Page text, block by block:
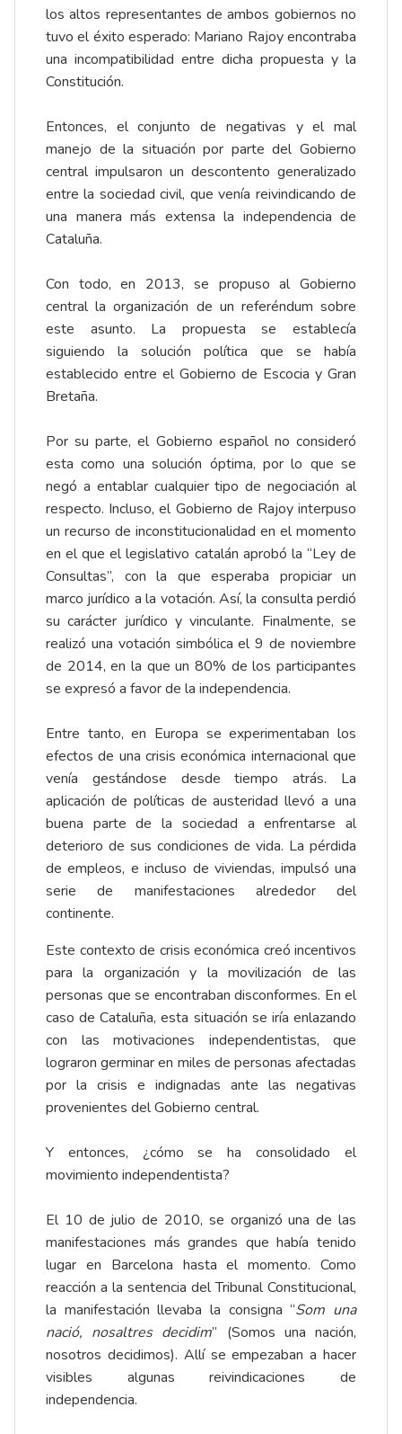
los altos representantes de ambos gobiernos no
tuvo el éxito esperado: Mariano Rajoy encontraba
una incompatibilidad entre dicha propuesta y la
Constitución.
Entonces, el conjunto de negativas y el mal
manejo de la situación por parte del Gobierno
central impulsaron un descontento generalizado
entre la sociedad civil, que venía reivindicando de
una manera más extensa la independencia de
Cataluña.
Con todo, en 2013, se propuso al Gobierno
central la organización de un referéndum sobre
este asunto. La propuesta se establecía
siguiendo la solución política que se había
establecido entre el Gobierno de Escocia y Gran
Bretaña.
Por su parte, el Gobierno español no consideró
esta como una solución óptima, por lo que se
negó a entablar cualquier tipo de negociación al
respecto. Incluso, el Gobierno de Rajoy interpuso
un recurso de inconstitucionalidad en el momento
en el que el legislativo catalán aprobó la “Ley de
Consultas”, con la que esperaba propiciar un
marco jurídico a la votación. Así, la consulta perdió
su carácter jurídico y vinculante. Finalmente, se
realizó una votación simbólica el 9 de noviembre
de 2014, en la que un 80% de los participantes
se expresó a favor de la independencia.
Entre tanto, en Europa se experimentaban los
efectos de una crisis económica internacional que
venía gestándose desde tiempo atrás. La
aplicación de políticas de austeridad llevó a una
buena parte de la sociedad a enfrentarse al
deterioro de sus condiciones de vida. La pérdida
de empleos, e incluso de viviendas, impulsó una
serie de manifestaciones alrededor del
continente.
Este contexto de crisis económica creó incentivos
para la organización y la movilización de las
personas que se encontraban disconformes. En el
caso de Cataluña, esta situación se iría enlazando
con las motivaciones independentistas, que
lograron germinar en miles de personas afectadas
por la crisis e indignadas ante las negativas
provenientes del Gobierno central.
Y entonces, ¿cómo se ha consolidado el
movimiento independentista?
El 10 de julio de 2010, se organizó una de las
manifestaciones más grandes que había tenido
lugar en Barcelona hasta el momento. Como
reacción a la sentencia del Tribunal Constitucional,
la manifestación llevaba la consigna “Som una
nació, nosaltres decidim” (Somos una nación,
nosotros decidimos). Allí se empezaban a hacer
visibles algunas reivindicaciones de
independencia.